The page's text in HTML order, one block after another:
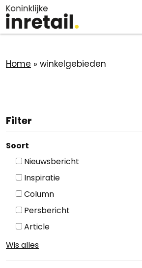
Home » winkelgebieden
Filter
Soort
Nieuwsbericht
Inspiratie
Column
Persbericht
Article
Wis alles